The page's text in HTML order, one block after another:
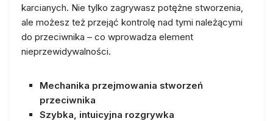
karcianych. Nie tylko zagrywasz potężne stworzenia,
ale możesz też przejąć kontrolę nad tymi należącymi
do przeciwnika – co wprowadza element
nieprzewidywalności.
Mechanika przejmowania stworzeń
przeciwnika
Szybka, intuicyjna rozgrywka